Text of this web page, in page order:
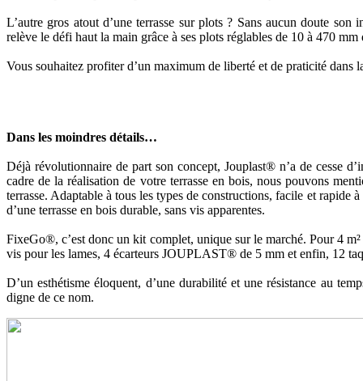
L’autre gros atout d’une terrasse sur plots ? Sans aucun doute
relève le défi haut la main grâce à ses plots réglables de 10 à 470
Vous souhaitez profiter d’un maximum de liberté et de praticité
Dans les moindres détails…
Déjà révolutionnaire de part son concept, Jouplast® n’a de cesse
cadre de la réalisation de votre terrasse en bois, nous pouvons
terrasse. Adaptable à tous les types de constructions, facile et
d’une terrasse en bois durable, sans vis apparentes.
FixeGo®, c’est donc un kit complet, unique sur le marché. Pour 4
vis pour les lames, 4 écarteurs JOUPLAST® de 5 mm et enfin, 12
D’un esthétisme éloquent, d’une durabilité et une résistance au
digne de ce nom.